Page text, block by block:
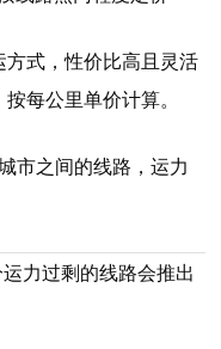
式，性价比高且灵活
每公里单价计算。
市之间的线路，运力
力过剩的线路会推出